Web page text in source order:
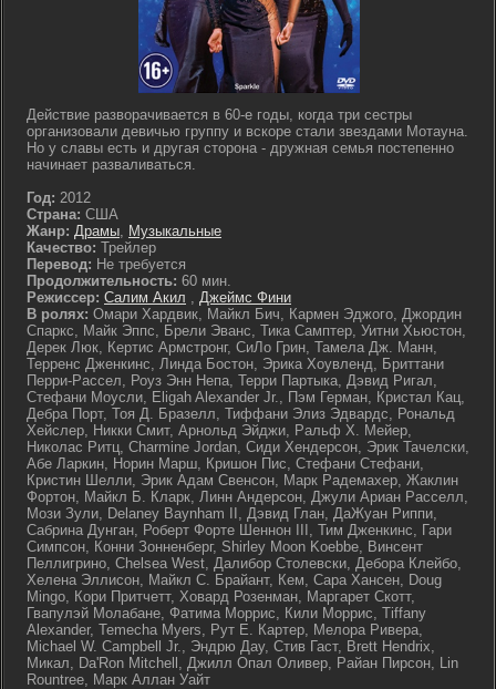
Действие разворачивается в 60-е годы, когда три сестры
организовали девичью группу и вскоре стали звездами Мотауна.
Но у славы есть и другая сторона - дружная семья постепенно
начинает разваливаться.
Год: 2012
Страна: США
Жанр: Драмы, Музыкальные
Качество: Трейлер
Перевод: Не требуется
Продолжительность: 60 мин.
Режиссер: Салим Акил , Джеймс Фини
В ролях: Омари Хардвик, Майкл Бич, Кармен Эджого, Джордин
Спаркс, Майк Эппс, Брели Эванс, Тика Самптер, Уитни Хьюстон,
Дерек Люк, Кертис Армстронг, СиЛо Грин, Тамела Дж. Манн,
Терренс Дженкинс, Линда Бостон, Эрика Хоувленд, Бриттани
Перри-Рассел, Роуз Энн Непа, Терри Партыка, Дэвид Ригал,
Стефани Моусли, Eligah Alexander Jr., Пэм Герман, Кристал Кац,
Дебра Порт, Тоя Д. Бразелл, Тиффани Элиз Эдвардс, Рональд
Хейслер, Никки Смит, Арнольд Эйджи, Ральф Х. Мейер,
Николас Ритц, Charmine Jordan, Сиди Хендерсон, Эрик Тачелски,
Абе Ларкин, Норин Марш, Кришон Пис, Стефани Стефани,
Кристин Шелли, Эрик Адам Свенсон, Марк Радемахер, Жаклин
Фортон, Майкл Б. Кларк, Линн Андерсон, Джули Ариан Расселл,
Мози Зули, Delaney Baynham II, Дэвид Глан, ДаЖуан Риппи,
Сабрина Дунган, Роберт Форте Шеннон III, Тим Дженкинс, Гари
Симпсон, Конни Зонненберг, Shirley Moon Koebbe, Винсент
Пеллигрино, Chelsea West, Далибор Столевски, Дебора Клейбо,
Хелена Эллисон, Майкл С. Брайант, Кем, Сара Хансен, Doug
Mingo, Кори Притчетт, Ховард Розенман, Маргарет Скотт,
Гвапулэй Молабане, Фатима Моррис, Кили Моррис, Tiffany
Alexander, Temecha Myers, Рут Е. Картер, Мелора Ривера,
Michael W. Campbell Jr., Эндрю Дау, Стив Гаст, Brett Hendrix,
Микал, Da'Ron Mitchell, Джилл Опал Оливер, Райан Пирсон, Lin
Rountree, Марк Аллан Уайт